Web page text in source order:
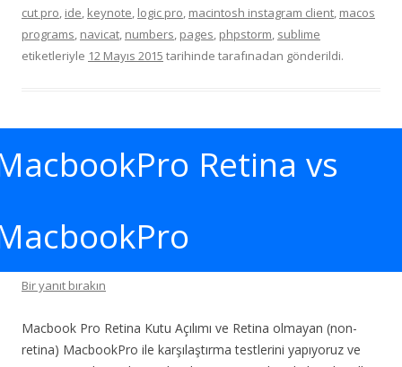
cut pro, ide, keynote, logic pro, macintosh instagram client, macos
programs, navicat, numbers, pages, phpstorm, sublime
etiketleriyle 12 Mayıs 2015 tarihinde tarafınadan gönderildi.
Retina vs
Bir yanıt bırakın
Macbook Pro Retina Kutu Açılımı ve Retina olmayan (non-
retina) MacbookPro ile karşılaştırma testlerini yapıyoruz ve